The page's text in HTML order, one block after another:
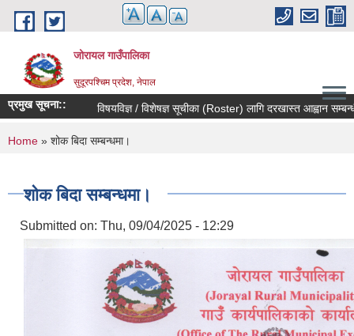
Skip to main content
जोरायल गाउँपालिका
सुदूरपश्चिम प्रदेश, नेपाल
प्रमुख सूचना:: विषयविज्ञ / विशेषज्ञ सूचीका (Roster) लागि दरखास्त आह्वान सम्बन्धी
You are here
Home » शोक बिदा सम्बन्धमा।
शोक बिदा सम्बन्धमा।
Submitted on: Thu, 09/04/2025 - 12:29